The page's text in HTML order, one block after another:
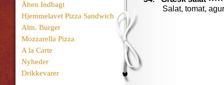
Åben Indbagt
Hjemmelavet Pizza Sandwich
Alm. Burger
Mozzarella Pizza
A la Carte
Nyheder
Drikkevarer
Salat, tomat,